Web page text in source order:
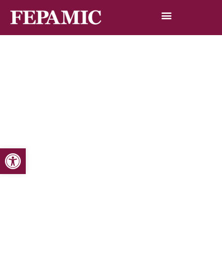
Abrir barra de herramientas
Inicio